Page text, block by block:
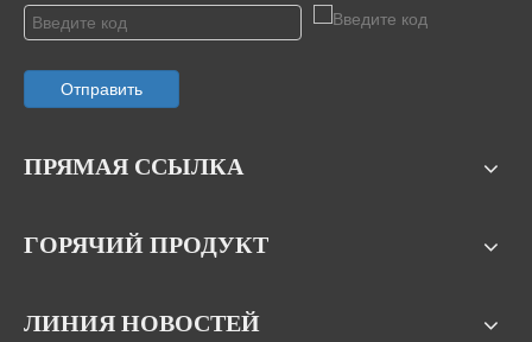
Отправить
ПРЯМАЯ ССЫЛКА
ГОРЯЧИЙ ПРОДУКТ
ЛИНИЯ НОВОСТЕЙ